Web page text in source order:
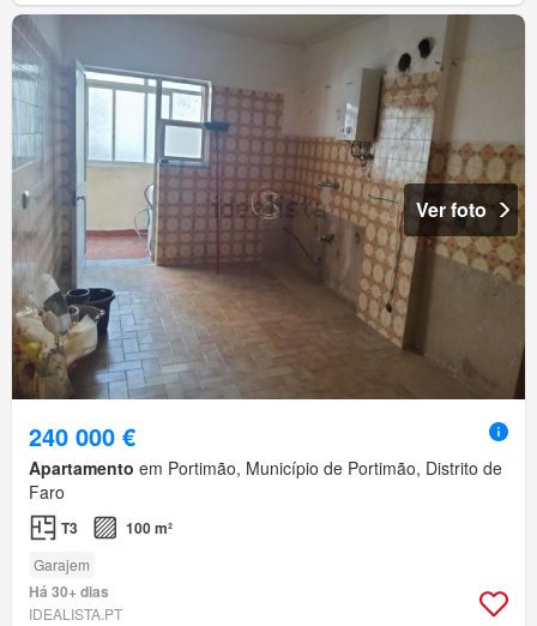
Ver foto
240 000 €
Apartamento em Portimão, Município de Portimão, Distrito de
Faro
T3 100 m²
Garajem
Há 30+ dias
IDEALISTA.PT